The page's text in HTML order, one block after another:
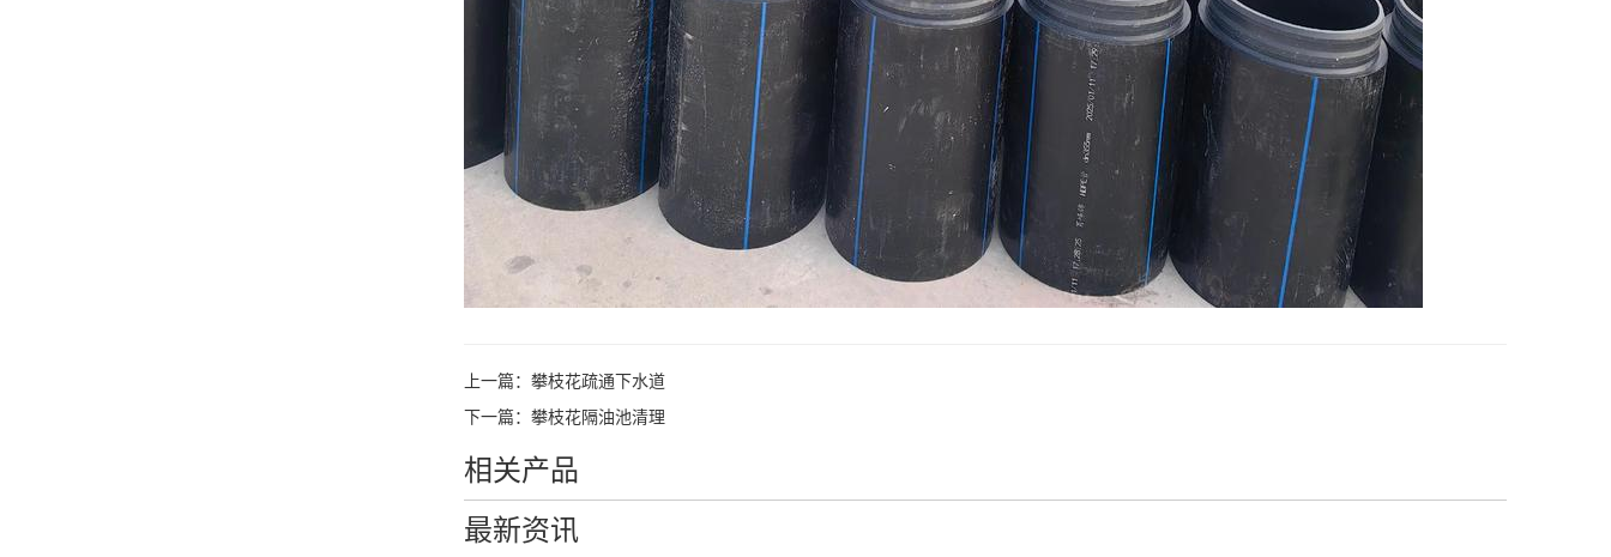
上一篇： 攀枝花疏通下水道
下一篇： 攀枝花隔油池清理
相关产品
最新资讯